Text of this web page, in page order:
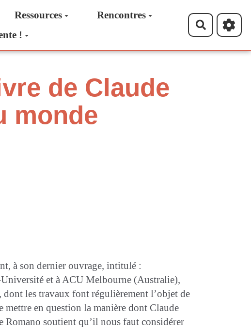
Ressources
Rencontres
!
de Claude
monde
à son dernier ouvrage, intitulé :
et à ACU Melbourne (Australie),
dont les travaux font régulièrement l’objet de
mettre en question la manière dont Claude
soutient qu’il nous faut considérer